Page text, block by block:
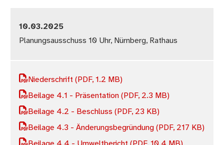
10.03.2025
Planungsausschuss 10 Uhr, Nürnberg, Rathaus
Niederschrift(PDF, 1.2 MB)
Beilage 4.1 - Präsentation(PDF, 2.3 MB)
Beilage 4.2 - Beschluss(PDF, 23 KB)
Beilage 4.3 - Änderungsbegründung(PDF, 217 KB)